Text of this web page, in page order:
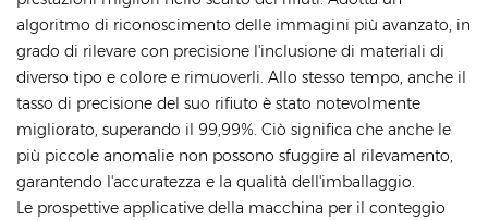
algoritmo di riconoscimento delle immagini più avanzato, in
grado di rilevare con precisione l'inclusione di materiali di
diverso tipo e colore e rimuoverli. Allo stesso tempo, anche il
tasso di precisione del suo rifiuto è stato notevolmente
migliorato, superando il 99,99%. Ciò significa che anche le
più piccole anomalie non possono sfuggire al rilevamento,
garantendo l'accuratezza e la qualità dell'imballaggio.
Le prospettive applicative della macchina per il conteggio